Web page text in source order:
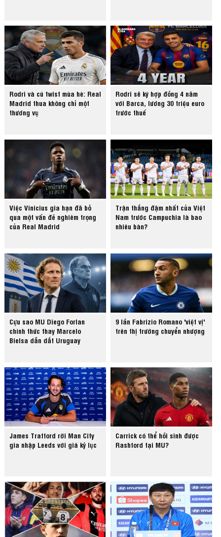
Rodri và cú twist mùa hè: Real
Madrid thua không chỉ một
thương vụ
Rodri sẽ ký hợp đồng 4 năm
với Barca, lương 30 triệu euro
trước thuế
Việc Vinicius gia hạn đã bỏ
qua một vấn đề nghiêm trọng
của Real Madrid
Trận thắng đậm nhất của Việt
Nam trước Campuchia là bao
nhiêu bàn?
Cựu sao MU Diego Forlan
chính thức thay Marcelo
Bielsa dẫn dắt Uruguay
9 lần Fabrizio Romano 'việt vị'
trên thị trường chuyển nhượng
James Trafford rời Man City
gia nhập Leeds với giá kỷ lục
Carrick có thể hồi sinh được
Rashford tại MU?